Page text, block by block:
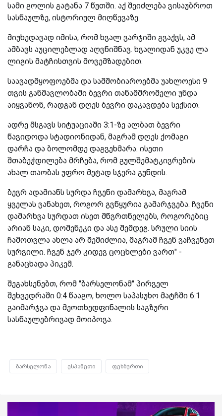
სამი გოლის გატანა 7 წუთში. აქ შეიძლება ვისაუბროთ
სასწაულზე, ისტორიულ მიღწევაზე.
მიუხედავად იმისა, რომ ხვალ ვარჯიში გვაქვს, ამ
ამბავს აუცილებლად აღვნიშნავ. ხვალიდან უკვე ლა
ლიგის მატჩისთვის მოვემზადებით.
საავადმყოფოებმა და სამშობიაროებმა უახლოესი 9
თვის განმავლობაში ბევრი თანამშრომელი უნდა
აიყვანონ, რადგან დღეს ბევრი დაკავდება სექსით.
ადრე მსგავს სიტუაციაში 3:1-ზე ალბათ ბევრი
წავიდოდა სტადიონიდან, მაგრამ დღეს ქომაგი
დარჩა და ბოლომდე დაგვეხმარა. ისეთი
შთაბეჭდილება მრჩება, რომ გულშემატკივრების
ახალ თაობას უფრო მეტად სჯერა გუნდის.
ბევრ ადამიანს სურდა ჩვენი დამარხვა, მაგრამ
ყველას ვანახეთ, როგორ გვწყურია გამარჯვება. ჩვენი
დამარხვა სურდათ ისეთ მწვრთნელებს, როგორებიც
არიან საკი, დომენეკი და ასე შემდეგ. სრული სიის
ჩამოთვლა ახლა არ შემიძლია, მაგრამ ჩვენ ვაჩვენეთ
სურვილი. ჩვენ ჯერ კიდევ ცოცხლები ვართ" -
განაცხადა პიკემ.
შეგახსენებთ, რომ "ბარსელონამ" პირველ
შეხვედრაში 0:4 წააგო, ხოლო საპასუხო მატჩში 6:1
გაიმარჯვა და მეოთხედფინალის საგზური
სასწაულებრივად მოიპოვა.
ბარსელონა ესპანეთი ფეხბურთი